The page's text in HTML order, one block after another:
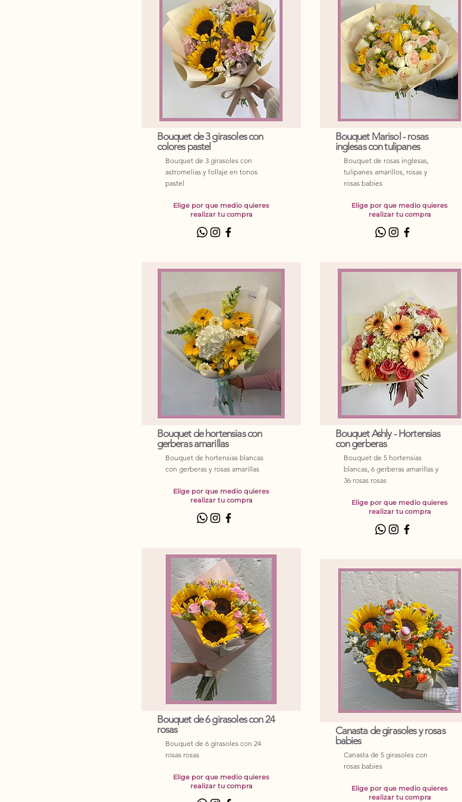
Bouquet de 3 girasoles con
colores pastel
Bouquet de 3 girasoles con
astromelias y follaje en tonos
pastel
Elige por que medio quieres
realizar tu compra
Bouquet de hortensias con
gerberas amarillas
Bouquet de hortensias blancas
con gerberas y rosas amarillas
Elige por que medio quieres
realizar tu compra
Bouquet de 6 girasoles con 24
rosas
Bouquet de 6 girasoles con 24
rosas rosas
Elige por que medio quieres
realizar tu compra
Bouquet Marisol - rosas
inglesas con tulipanes
Bouquet de rosas inglesas,
tulipanes amarillos, rosas y
rosas babies
Elige por que medio quieres
realizar tu compra
Bouquet Ashly - Hortensias
con gerberas
Bouquet de 5 hortensias
blancas, 6 gerberas amarillas y
36 rosas rosas
Elige por que medio quieres
realizar tu compra
Canasta de girasoles y rosas
babies
Canasta de 5 girasoles con
rosas babies
Elige por que medio quieres
realizar tu compra